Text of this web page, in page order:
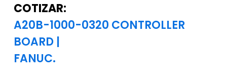
COTIZAR:
A20B-1000-0320 CONTROLLER
BOARD |
FANUC.